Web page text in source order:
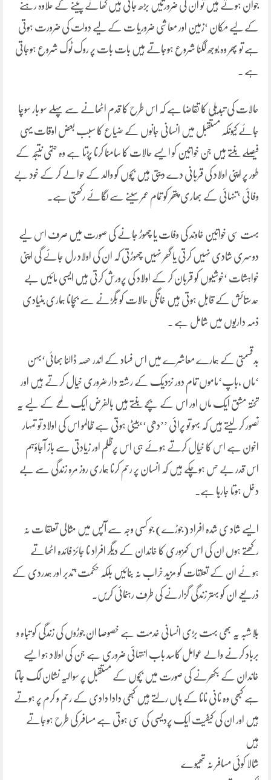
جوان ہوتے ہیں تو ان کی ضرورتیں بڑھ جاتی ہیں کھانے پینے کے علاوہ رہنے
کے لیے مکان ‘زمین اور معاشی ضروریا ت کے لیے دولت کی ضرورت ہوتی
ہے تو پھر وہ بوجھ لگنا شروع ہوجاتے ہیں بات بات پر روک ٹوک شروع ہوجاتی
ہے .
حالات کی تبدیلی کا تقاضا ہے کہ اس طرح کا قدم اٹھانے سے پہلے سو بار سوچا
جائے کیونکہ مستقبل میں انسانی جانوں کے ضیاع کا سبب بعض اوقات یہی
فیصلے بنتے ہیں جن خواتین کو ایسے حالات کا سامنا کرنا پڑتا ہے وہ حتمی نتیجہ کے
طور پر اپنی اولاد کی قربانی دے دیتی ہیں بچوں کو والد کے حوالے کر کے خود بے
وفائی ‘تنہائی کے بھاری پتھر کو تمام عمر سینے سے لگائے رکھتی ہے.
بہت سی خواتین خاوند کی وفات یا چھوڑ جانے کی صورت میں صرف اس لیے
دوسری شادی نہیں کرتی یا گھر نہیں چھوڑتی کہ ان کی اولاد رل جائے گی اپنی
خواہشات ‘خوشیوں کو قربان کر کے اولاد کی پرورش کرتی ہیں ایسی مائیں بے
حدستائش کے قابل ہوتی ہیں خانگی حالات کو بگڑنے سے بچانا ہماری بنیادی
ذمہ داریوں میں شامل ہے .
بدقسمتی کے ہمارے معاشرے میں اس فساد کے اندر حصہ ڈالنا بھائی‘بہن
‘ماں ،باپ‘ماموں تمام دور نزدیک کے رشتہ دار ضروری خیال کرتے ہیں اور
تختہ مشق ایک ماں اور اس کے بچے بنتے ہیں بالفرض ایک لمحے کے لیے یہ
تصور کر لیتے ہیں کہ بہو تو پرائی ’’دھی‘‘بیٹی ہوتی ہے ظالمو اس کی اولاد تو تمہار
اخون ہے اس کا خیال کرتے ہوئے ہی اس پرظلم اور زیادتی سے باز آجاؤہم
اس قدر بے حس ہوچکے ہیں کہ انسان پر رحم کرنا ہماری روز مرہ زندگی سے بے
دخل ہوتا جارہا ہے.
ایسے شاد ی شدہ افراد (جوڑے) جو کسی وجہ سے آپس میں مثالی تعلقا ت نہ
رکھتے ہوں ان کی اس کمزوری کا خاندان کے دیگر افراد نا جائز فائدہ اٹھاتے
ہوئے ان کے تعلقات کو مزید خراب نہ بنائیں بلکہ حکمت‘تدبر اور ہمدردی کے
ذریعے ان کو بہتر زندگی گزارنے کی طرف رہنمائی کریں.
بلاشبہ یہ بھی بہت بڑی انسانی خدمت ہے خصوصا ان جوڑوں کی زندگی کو تباہ و
برباد کرنے والے عوامل کاسد باب انتہائی ضروری ہے جن کی اولاد ہو ایسے
خاندان کے بکھرنے کی صورت میں بچوں کے مستقبل پر سوالیہ نشان لگ جاتا
ہے کبھی وہ نانی نانا کے ہاں رلتے ہیں کبھی دادا دادی کے رحم و کرم پر ہوتے
ہیں اور ان کی کیفیت ایک پردیسی کی سی ہوتی ہے مسافر کی طرح ہوجاتے
ہیں
شالا کوئی مسافر نہ تھیوے